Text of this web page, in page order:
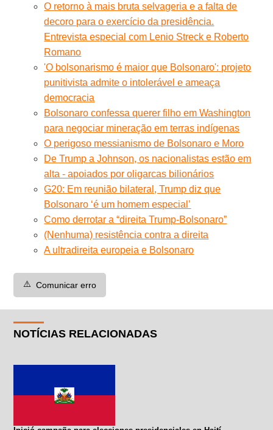
O retorno à mais bruta selvageria e a falta de
decoro para o exercício da presidência.
Entrevista especial com Lenio Streck e Roberto
Romano
'O bolsonarismo é maior que Bolsonaro': projeto
punitivista admite o intolerável e ameaça
democracia
Bolsonaro confessa querer filho em Washington
para negociar mineração em terras indígenas
O perigoso messianismo de Bolsonaro e Moro
De Trump a Johnson, os nacionalistas estão em
alta - apoiados por oligarcas bilionários
G20: Em reunião bilateral, Trump diz que
Bolsonaro ‘é um homem especial’
Como derrotar a “direita Trump-Bolsonaro”
(Nenhuma) resistência contra a direita
A ultradireita europeia e Bolsonaro
⚠️ Comunicar erro
NOTÍCIAS RELACIONADAS